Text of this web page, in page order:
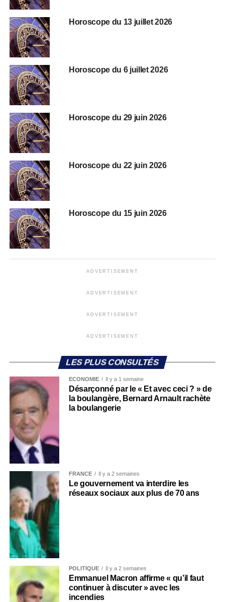
Horoscope du 13 juillet 2026
Horoscope du 6 juillet 2026
Horoscope du 29 juin 2026
Horoscope du 22 juin 2026
Horoscope du 15 juin 2026
ADVERTISEMENT
ADVERTISEMENT
ADVERTISEMENT
ADVERTISEMENT
LES PLUS CONSULTÉS
ECONOMIE Il y a 1 semaine
Désarçonné par le « Et avec ceci ? » de
la boulangère, Bernard Arnault rachète
la boulangerie
FRANCE Il y a 2 semaines
Le gouvernement va interdire les
réseaux sociaux aux plus de 70 ans
POLITIQUE Il y a 2 semaines
Emmanuel Macron affirme « qu’il faut
continuer à discuter » avec les
incendies